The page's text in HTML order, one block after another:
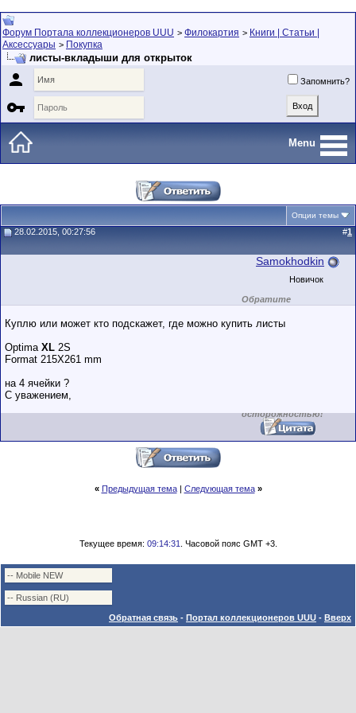
Форум Портала коллекционеров UUU > Филокартия > Книги | Статьи |
Аксессуары > Покупка
листы-вкладыши для открыток
 Запомнить?

Menu
Опции темы
28.02.2015, 00:27:56 #1
Samokhodkin
Новичок
Обратите
внимание на
пользователя на
осторожностью!
Куплю или может кто подскажет, где можно купить листы
OptimaXL 2S
Format 215X261 mm
на 4 ячейки ?
С уважением,
« Предыдущая тема| Следующая тема »
Текущее время: 09:14:31 . Часовой пояс GMT +3.
Обратная связь - Портал коллекционеров UUU - Вверх